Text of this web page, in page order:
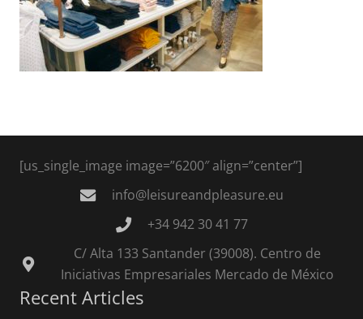
[us_single_image image=”6200″ align=”center”]
info@leisureandpleasure.eu
+34 942 30 41 77
C/ Alta 133 Santander (39008). Centro de
Iniciativas Empresariales Mercado de México
Recent Articles